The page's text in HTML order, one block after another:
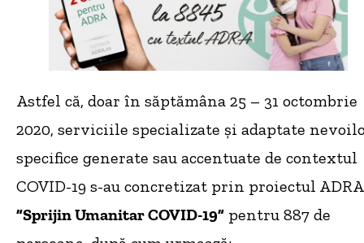
Astfel că, doar în săptămâna 25 – 31 octombrie
2020, serviciile specializate și adaptate
specifice generate sau accentuate de contextul
COVID-19 s-au concretizat prin proiectul ADRA
”Sprijin Umanitar COVID-19” pentru 887 de